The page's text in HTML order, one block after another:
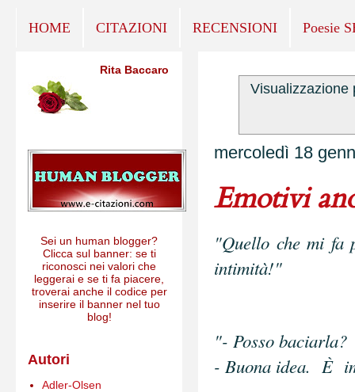
HOME CITAZIONI RECENSIONI Poesie
mercoledì 18
Emotivi
"Quello che mi fa
intimità!"
"- Posso baciarla?
- Buona idea. È
Rita Baccaro
Sei un human blogger?
Clicca sul banner: se ti
riconosci nei valori che
leggerai e se ti fa piacere,
troverai anche il codice per
inserire il banner nel tuo
blog!
Autori
Adler-Olsen